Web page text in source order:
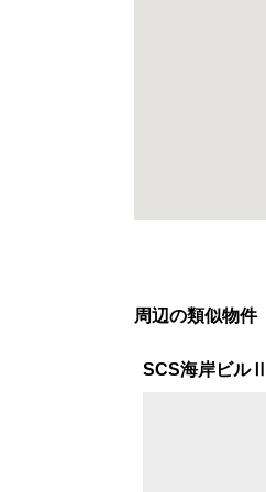
周辺の類似物件